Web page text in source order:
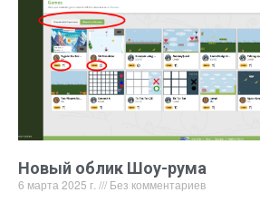
Новый облик Шоу-рума
6 марта 2025 г. Без комментариев